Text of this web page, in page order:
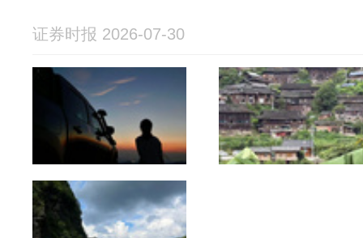
证券时报 2026-07-30